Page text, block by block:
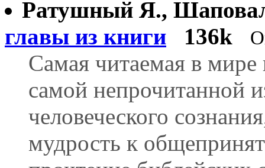
Ратушный Я.,
главы из книги
136k
Самая читаемая в мире
самой непрочитанной
человеческого
мудрость к